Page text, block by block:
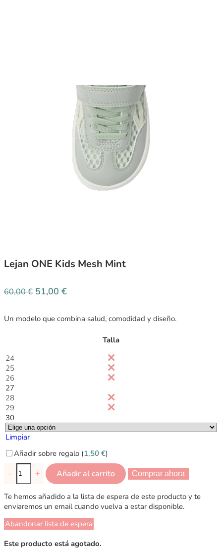
Lejan ONE Kids Mesh Mint
60,00€ 51,00 €
Un modelo que combina salud, comodidad y diseño.
Talla
24
25
26
27
28
29
30
Limpiar
Añadir sobre regalo (1,50 €)
- + Añadir al carrito Comprar ahora
Te hemos añadido a la lista de espera de este producto y te
enviaremos un email cuando vuelva a estar disponible.
Abandonar lista de espera
Este producto está agotado.